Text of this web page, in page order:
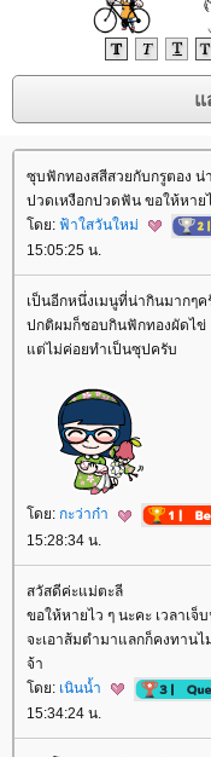
ซุบฟักทองสสีสวยกับกรูตอง น่
ปวดเหงือกปวดฟัน ขอให้หาย
ดย: ฟ้าใสวันใหม่
15:05:25 น.
เป็นอีกหนึ่งเมนูที่น่ากินมากๆค
ปกติผมก็ชอบกินฟักทองผัดไข่
ต่ไม่ค่อยทำเป็นซุปครับ
ดย: กะว่าก๋า
15:28:34 น.
สวัสดีค่ะแม่ตะลี
ขอให้หายไว ๆ นะคะ เวลาเ
จะเอาส้มตำมาแลกก็คงทาน
จ้า
ดย: เนินน้ำ
15:34:24 น.